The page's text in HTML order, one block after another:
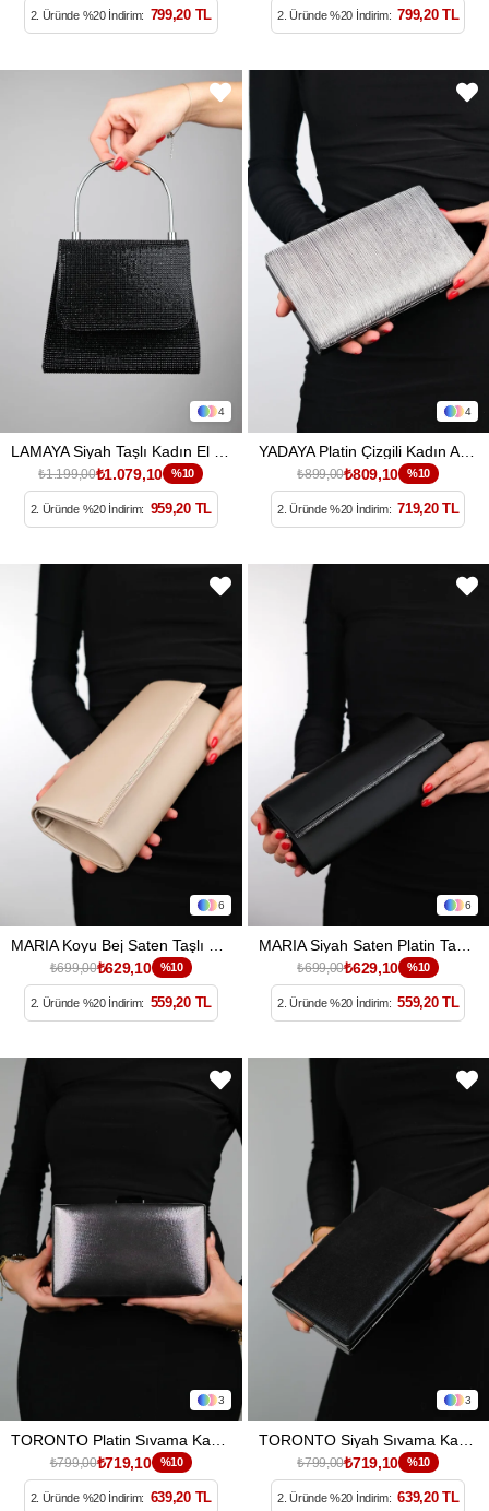
2. Üründe %20 İndirim: 799,20 TL 2. Üründe %20 İndirim: 799,20 TL
4
₺1.199,00₺1.079,10 %10
2. Üründe %20 İndirim: 959,20 TL
4
YADAYA Platin Çizgili Kadın Abiye Çanta
₺899,00₺809,10 %10
2. Üründe %20 İndirim: 719,20 TL
6
MARIA Koyu Bej Saten Taşlı Kadın Abiye Çanta
₺699,00₺629,10 %10
2. Üründe %20 İndirim: 559,20 TL
6
MARIA Siyah Saten Platin Taşlı Kadın Abiye Çanta
₺699,00₺629,10 %10
2. Üründe %20 İndirim: 559,20 TL
3
₺799,00₺719,10 %10
2. Üründe %20 İndirim: 639,20 TL
3
₺799,00₺719,10 %10
2. Üründe %20 İndirim: 639,20 TL